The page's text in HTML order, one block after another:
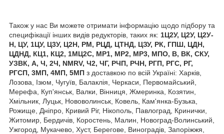
Також у нас Ви можете отримати інформацію щодо підбору та
специфікації інших видів редукторів, таких як: 1Ц2У, Ц2У, Ц2У-
Н, ЦУ, 1ЦУ, Ц3У, Ц2Н, РМ, РЦД, ЦТНД, ЦЗУ, РК, ГПШ, ЦДН,
ЦДНД, КЦ1, КЦ2, 1МЦ2С, МР1, МР2, МР3, МПО, В, ВК, СКУ,
УЗВК, А, Ч, 2Ч, NMRV, Ч2, ЧГ, РЧП, РЧН, РГП, РГС, РГ,
РГСП, 3МП, 4МП, 5МП з доставкою по всій Україні: Харків,
Лозова, Ізюм, Чугуїв, Балаклія, Черкаси, Первомайський,
Мерефа, Куп'янськ, Валки, Вінниця, Жмеринка, Козятин,
Хмільник, Луцьк, Нововолинськ, Ковель, Кам'янка-Бузька,
Рожище, Дніпро, Кривий Ріг, Нікополь, Павлоград, Кринички,
Житомир, Бердичів, Коростень, Малин, Новоград-Волинський,
Ужгород, Мукачево, Хуст, Берегове, Виноградів, Запоріжжя,